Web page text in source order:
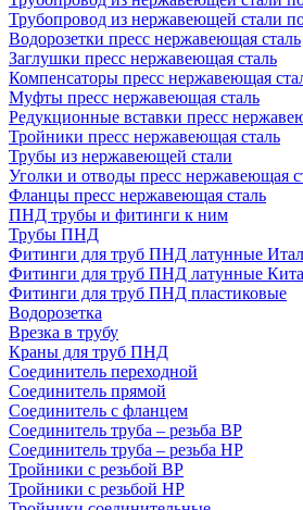
Трубопровод из нержавеющей стали
Водорозетки пресс нержавеющая сталь
Заглушки пресс нержавеющая сталь
Компенсаторы пресс нержавеющая
Муфты пресс нержавеющая сталь
Редукционные вставки пресс
Тройники пресс нержавеющая сталь
Трубы из нержавеющей стали
Уголки и отводы пресс нержавеющая
Фланцы пресс нержавеющая сталь
ПНД трубы и фитинги к ним
Трубы ПНД
Фитинги для труб ПНД латунные
Фитинги для труб ПНД латунные
Фитинги для труб ПНД пластиковые
Водорозетка
Врезка в трубу
Краны для труб ПНД
Соединитель переходной
Соединитель прямой
Соединитель с фланцем
Соединитель труба – резьба ВР
Соединитель труба – резьба НР
Тройники с резьбой ВР
Тройники с резьбой НР